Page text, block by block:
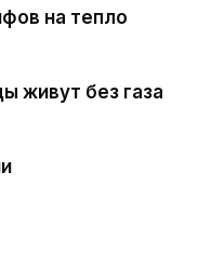
на тепло
живут без газа